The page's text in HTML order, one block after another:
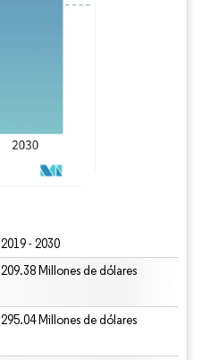
2019 - 2030
209.38 Millones de dólares
295.04 Millones de dólares